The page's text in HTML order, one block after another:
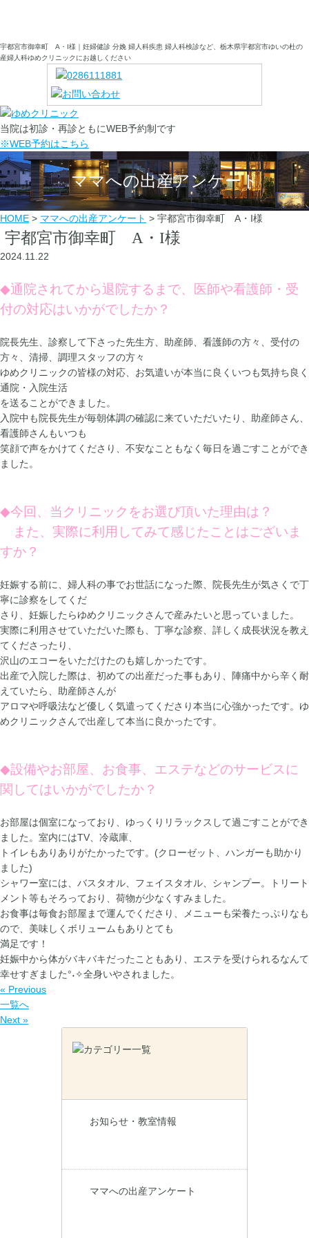
宇都宮市御幸町 A・I様｜妊婦健診 分娩 婦人科疾患 婦人科検診など、栃木県宇都宮市ゆいの杜の
産婦人科ゆめクリニックにお越しください
当院は初診・再診ともにWEB予約制です
※WEB予約はこちら
ママへの出産アンケート
HOME > ママへの出産アンケート > 宇都宮市御幸町 A・I様
宇都宮市御幸町 A・I様
2024.11.22
◆通院されてから退院するまで、医師や看護師・受
付の対応はいかがでしたか？
院長先生、診察して下さった先生方、助産師、看護師の方々、受付の
方々、清掃、調理スタッフの方々
ゆめクリニックの皆様の対応、お気遣いが本当に良くいつも気持ち良く
通院・入院生活
を送ることができました。
入院中も院長先生が毎朝体調の確認に来ていただいたり、助産師さん、
看護師さんもいつも
笑顔で声をかけてくださり、不安なこともなく毎日を過ごすことができ
ました。
◆今回、当クリニックをお選び頂いた理由は？
また、実際に利用してみて感じたことはございま
すか？
妊娠する前に、婦人科の事でお世話になった際、院長先生が気さくで丁
寧に診察をしてくだ
さり、妊娠したらゆめクリニックさんで産みたいと思っていました。
実際に利用させていただいた際も、丁寧な診察、詳しく成長状況を教え
てくださったり、
沢山のエコーをいただけたのも嬉しかったです。
出産で入院した際は、初めての出産だった事もあり、陣痛中から辛く耐
えていたら、助産師さんが
アロマや呼吸法など優しく気遣ってくださり本当に心強かったです。ゆ
めクリニックさんで出産して本当に良かったです。
◆設備やお部屋、お食事、エステなどのサービスに
関してはいかがでしたか？
お部屋は個室になっており、ゆっくりリラックスして過ごすことができ
ました。室内にはTV、冷蔵庫、
トイレもありありがたかったです。(クローゼット、ハンガーも助かり
ました)
シャワー室には、バスタオル、フェイスタオル、シャンプー。トリート
メント等もそろっており、荷物が少なくすみました。
お食事は毎食お部屋まで運んでくださり、メニューも栄養たっぷりなも
ので、美味しくボリュームもありとても
満足です！
妊娠中から体がバキバキだったこともあり、エステを受けられるなんて
幸せすぎました°˖✧全身いやされました。
« Previous
一覧へ
Next »
お知らせ・教室情報
ママへの出産アンケート